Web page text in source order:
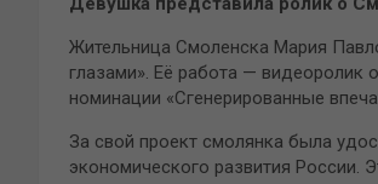
Жительница Смоленска Мария
глазами». Её работа —
номинации «Сгенерированные
За свой проект смолянка была
экономического развития России.